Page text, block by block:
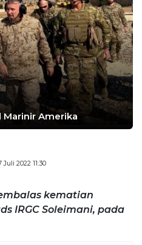
Marinir Amerika
2022 11:30
kematian
IRGC Soleimani, pada